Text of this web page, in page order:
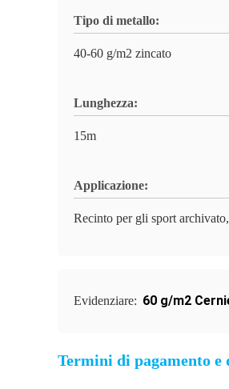
Tipo di metallo:
40-60 g/m2 zincato
Lunghezza:
15m
Applicazione:
Recinto per gli sport
Evidenziare: 60 g/m2
Termini di pagamento e